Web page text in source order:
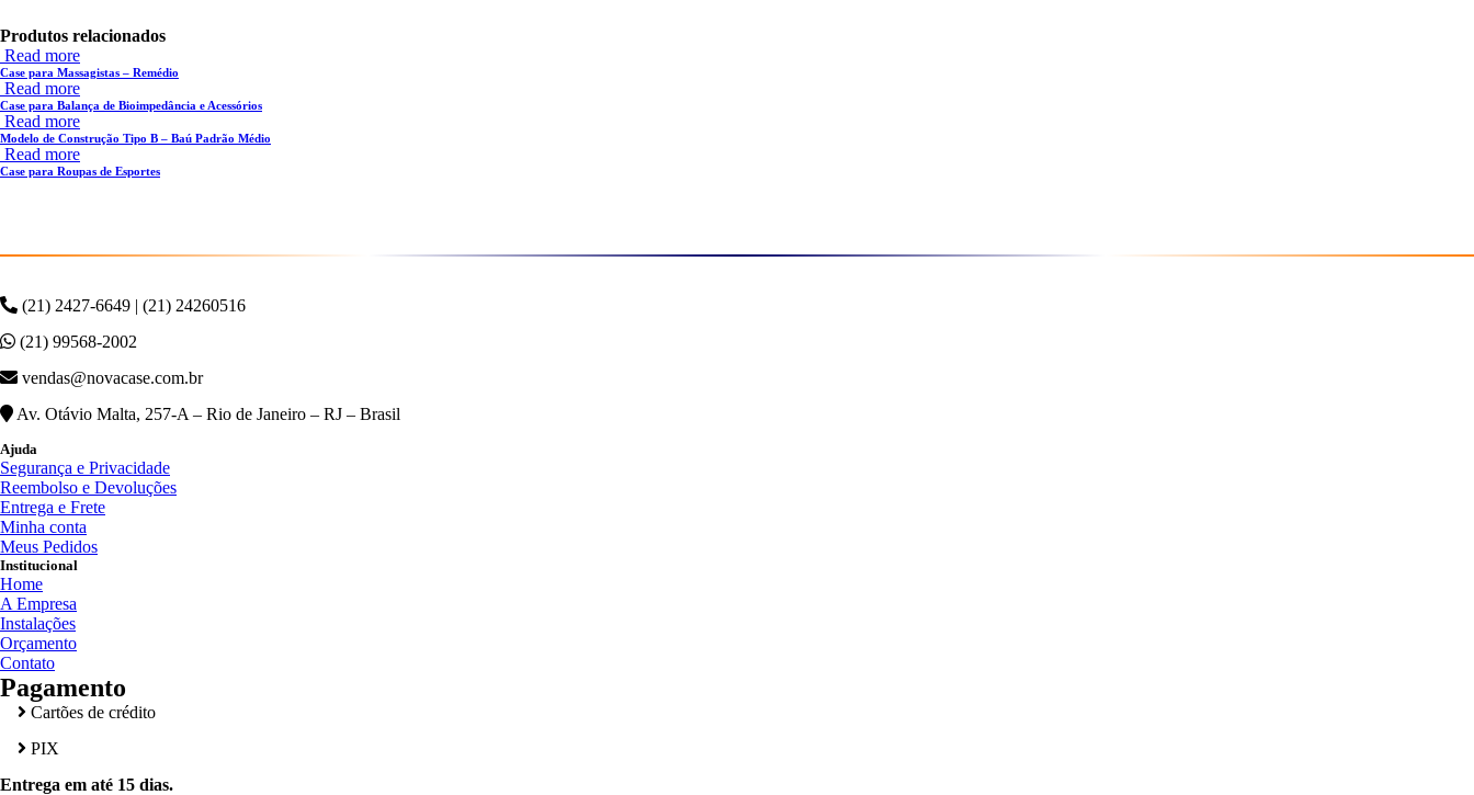
Produtos relacionados
Read more
Case para Massagistas – Remédio
Read more
Case para Balança de Bioimpedância e Acessórios
Read more
Modelo de Construção Tipo B – Baú Padrão Médio
Read more
Case para Roupas de Esportes
(21) 2427-6649 | (21) 24260516
(21) 99568-2002
vendas@novacase.com.br
Av. Otávio Malta, 257-A – Rio de Janeiro – RJ – Brasil
Ajuda
Segurança e Privacidade
Reembolso e Devoluções
Entrega e Frete
Minha conta
Meus Pedidos
Institucional
Home
A Empresa
Instalações
Orçamento
Contato
Pagamento
Cartões de crédito
PIX
Entrega em até 15 dias.